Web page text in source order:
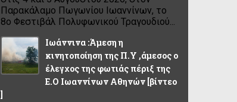
Παρακάλαμο Πωγωνίου Ιωαννίνων, το
8ο Φεστιβάλ Πολυφωνικού Τραγουδιού...
Ιωάννινα :Άμεση η
κινητοποίηση της Π.Υ ,άμεσος ο
έλεγχος της φωτιάς πέριξ της
Ε.Ο Ιωαννίνων Αθηνών [βίντεο
]